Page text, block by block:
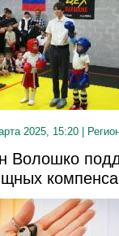
2025, 15:20 |
Волошко